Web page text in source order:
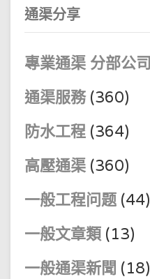
通渠分享
專業通渠 分部公司
通渠服務 (360)
防水工程 (364)
高壓通渠 (360)
一般工程问题 (44)
一般文章類 (13)
一般通渠新聞 (18)